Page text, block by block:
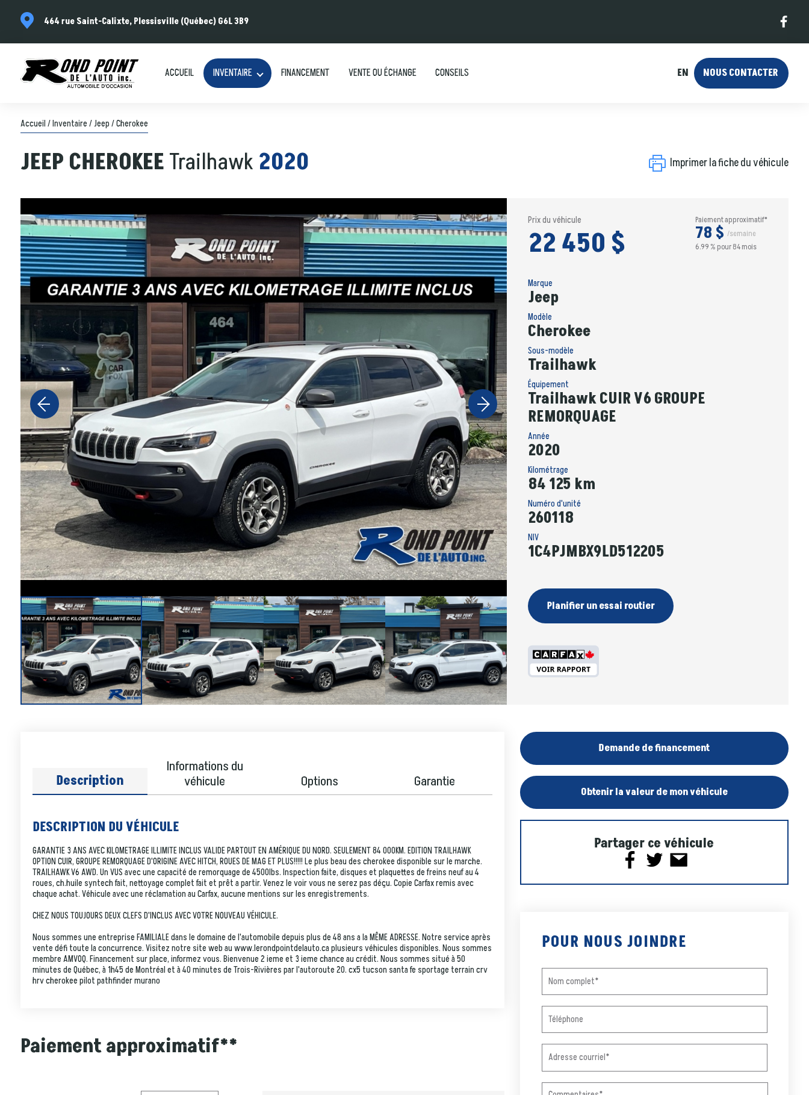
464 rue Saint-Calixte, Plessisville (Québec) G6L 3B9
ACCUEIL INVENTAIRE FINANCEMENT VENTE OU ÉCHANGE CONSEILS EN NOUS CONTACTER
Accueil /Inventaire /Jeep /Cherokee
JEEP CHEROKEETrailhawk 2020 Imprimer la fiche du véhicule
Prix du véhicule
22 450 $
Paiement approximatif*
78 $ /semaine
6.99 % pour 84 mois
Marque
Jeep
Modèle
Cherokee
Sous-modèle
Trailhawk
Équipement
Trailhawk CUIR V6 GROUPE
REMORQUAGE
Année
2020
Kilométrage
84 125 km
Numéro d'unité
260118
NIV
1C4PJMBX9LD512205
Planifier un essai routier
Description
Informations du
véhicule
Options Garantie
DESCRIPTION DU VÉHICULE
GARANTIE 3 ANS AVEC KILOMETRAGE ILLIMITE INCLUS VALIDE PARTOUT EN AMÉRIQUE DU NORD. SEULEMENT 84 000KM. EDITION TRAILHAWK
OPTION CUIR, GROUPE REMORQUAGE D'ORIGINE AVEC HITCH, ROUES DE MAG ET PLUS!!!!! Le plus beau des cherokee disponible sur le marche.
TRAILHAWK V6 AWD. Un VUS avec une capacité de remorquage de 4500lbs. Inspection faite, disques et plaquettes de freins neuf au 4
roues, ch.huile syntech fait, nettoyage complet fait et prêt a partir. Venez le voir vous ne serez pas déçu. Copie Carfax remis avec
chaque achat. Véhicule avec une réclamation au Carfax, aucune mentions sur les enregistrements.
CHEZ NOUS TOUJOURS DEUX CLEFS D'INCLUS AVEC VOTRE NOUVEAU VÉHICULE.
Nous sommes une entreprise FAMILIALE dans le domaine de l'automobile depuis plus de 48 ans a la MÊME ADRESSE. Notre service après
vente défi toute la concurrence. Visitez notre site web au www.lerondpointdelauto.ca plusieurs véhicules disponibles. Nous sommes
membre AMVOQ. Financement sur place, informez vous. Bienvenue 2 ieme et 3 ieme chance au crédit. Nous sommes situé à 50
minutes de Québec, à 1h45 de Montréal et à 40 minutes de Trois-Rivières par l'autoroute 20. cx5 tucson santa fe sportage terrain crv
hrv cherokee pilot pathfinder murano
Paiement approximatif**
Demande de financement
Obtenir la valeur de mon véhicule
Partager ce véhicule
POUR NOUS JOINDRE